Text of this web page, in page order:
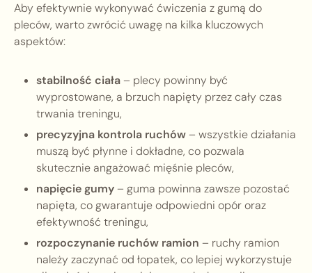
Aby efektywnie wykonywać ćwiczenia z gumą do
pleców, warto zwrócić uwagę na kilka kluczowych
aspektów:
stabilność ciała– plecy powinny być
wyprostowane, a brzuch napięty przez cały czas
trwania treningu,
precyzyjna kontrola ruchów– wszystkie działania
muszą być płynne i dokładne, co pozwala
skutecznie angażować mięśnie pleców,
napięcie gumy– guma powinna zawsze pozostać
napięta, co gwarantuje odpowiedni opór oraz
efektywność treningu,
rozpoczynanie ruchów ramion – ruchy ramion
należy zaczynać od łopatek, co lepiej wykorzystuje